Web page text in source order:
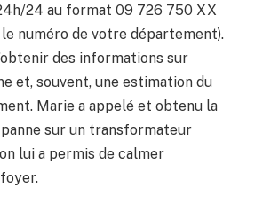
24 au format 09 726 750 XX
numéro de votre département).
des informations sur
et, souvent, une estimation du
Marie a appelé et obtenu la
sur un transformateur
lui a permis de calmer